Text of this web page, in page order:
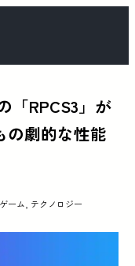
「RPCS3」が
の劇的な性能
ゲーム テクノロジー